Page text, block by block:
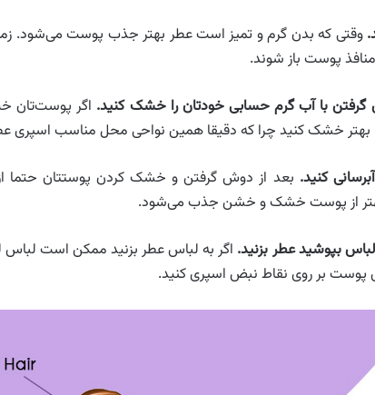
وقتی که بدن گرم و تمیز است عطر بهتر جذب پوست می‌شود.
پوست باز شوند.
اگر
بهتر خشک کنید چرا که دقیقا همین نواحی محل مناسب
بعد از دوش گرفتن و خشک کردن پوستتان حتما
از پوست خشک و خشن جذب می‌شود.
اگر به لباس عطر بزنید ممکن است
پوست بر روی نقاط نبض اسپری کنید.